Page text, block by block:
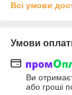
Всі умови
Умови
Ви
або гроші